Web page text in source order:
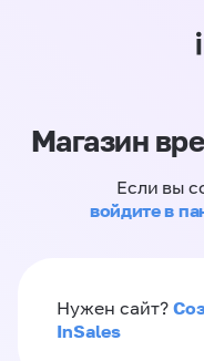
Магазин
Если вы
войдите в
Нужен сайт?
InSales